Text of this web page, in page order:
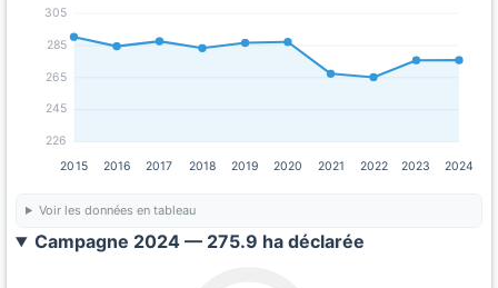
226
245
265
285
305
2015 2016 2017 2018 2019 2020 2021 2022 2023 2024
Voir les données en tableau
Campagne 2024 — 275.9 ha déclarée